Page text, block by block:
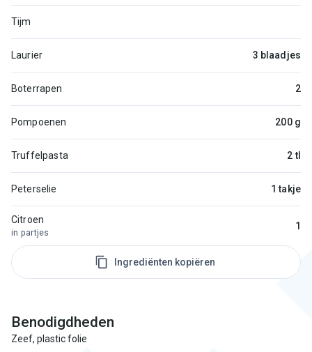
Tijm
Laurier 3 blaadjes
Boterrapen 2
Pompoenen 200 g
Truffelpasta 2 tl
Peterselie 1 takje
Citroen
in partjes
1
Ingrediënten kopiëren
Benodigdheden
Zeef, plastic folie